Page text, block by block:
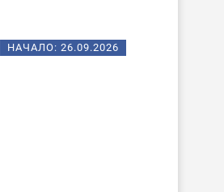
НАЧАЛО: 26.09.2026